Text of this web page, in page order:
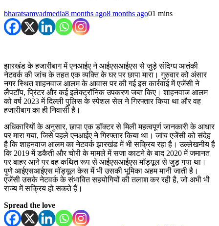
bharatsamvadmedia8 months ago8 months ago01 mins
झारखंड के हजारीबाग में एनआईए ने आईएसआईएस से जुड़े संदिग्ध आतंकी
नेटवर्क की जांच के तहत एक व्यक्ति के घर पर छापा मारा। गुरुवार को अंसार
नगर स्थित शाहनवाज आलम के आवास पर की गई इस कार्रवाई में एजेंसी ने
लैपटॉप, प्रिंटर और कई इलेक्ट्रॉनिक उपकरण जब्त किए। शाहनवाज आलम
को वर्ष 2023 में दिल्ली पुलिस के स्पेशल सेल ने गिरफ्तार किया था और वह
हजारीबाग का ही निवासी है।
अधिकारियों के अनुसार, छापा एक डॉक्टर से मिली महत्वपूर्ण जानकारी के आधार
पर मारा गया, जिसे पहले एनआईए ने गिरफ्तार किया था। जांच एजेंसी को संदेह
है कि शाहनवाज आलम का नेटवर्क झारखंड में भी सक्रिय रहा है। उल्लेखनीय है
कि 2019 में डकैती और चोरी के मामले में सजा काटने के बाद 2020 में जमानत
पर बाहर आने पर वह कथित रूप से आईएसआईएस मॉड्यूल से जुड़ गया था।
पुणे आईएसआईएस मॉड्यूल केस में भी उसकी भूमिका अहम मानी जाती है।
एजेंसी उसके नेटवर्क के संभावित सहयोगियों की तलाश कर रही है, जो अभी भी
राज्य में सक्रिय हो सकते हैं।
Spread the love